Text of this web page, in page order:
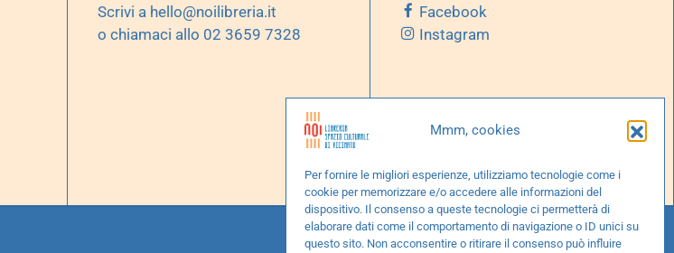
Mmm, cookies
Per fornire le migliori esperienze, utilizziamo tecnologie come i
cookie per memorizzare e/o accedere alle informazioni del
dispositivo. Il consenso a queste tecnologie ci permetterà di
elaborare dati come il comportamento di navigazione o ID unici su
questo sito. Non acconsentire o ritirare il consenso può influire
Scrivi a hello@noilibreria.it
o chiamaci allo 02 3659 7328
Facebook
Instagram